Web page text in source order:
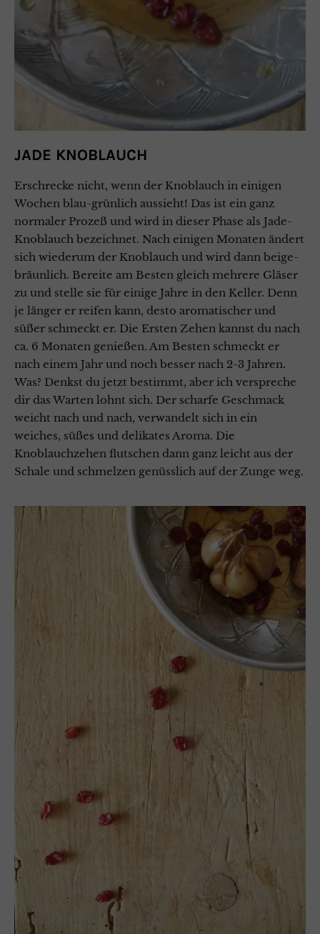
JADE KNOBLAUCH
Erschrecke nicht, wenn der Knoblauch in einigen
Wochen blau-grünlich aussieht! Das ist ein ganz
normaler Prozeß und wird in dieser Phase als Jade-
Knoblauch bezeichnet. Nach einigen Monaten ändert
sich wiederum der Knoblauch und wird dann beige-
bräunlich. Bereite am Besten gleich mehrere Gläser
zu und stelle sie für einige Jahre in den Keller. Denn
je länger er reifen kann, desto aromatischer und
süßer schmeckt er. Die Ersten Zehen kannst du nach
ca. 6 Monaten genießen. Am Besten schmeckt er
nach einem Jahr und noch besser nach 2-3 Jahren.
Was? Denkst du jetzt bestimmt, aber ich verspreche
dir das Warten lohnt sich. Der scharfe Geschmack
weicht nach und nach, verwandelt sich in ein
weiches, süßes und delikates Aroma. Die
Knoblauchzehen flutschen dann ganz leicht aus der
Schale und schmelzen genüsslich auf der Zunge weg.